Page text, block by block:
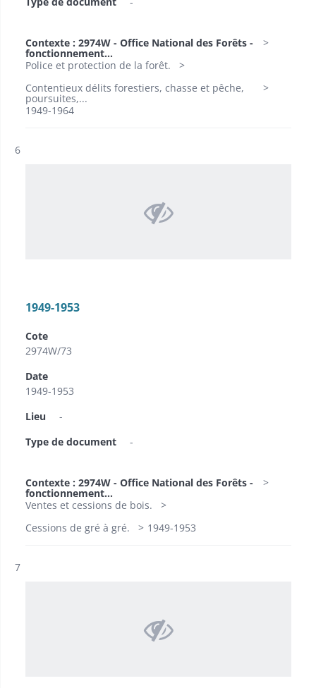
Contexte : 2974W - Office National des Forêts -
fonctionnement...
Police et protection de la forêt.
Contentieux délits forestiers, chasse et pêche,
poursuites,...
1949-1964
Résultat n°
6
1949-1953
Cote
2974W/73
Date
1949-1953
Lieu
-
Type de document
-
Contexte : 2974W - Office National des Forêts -
fonctionnement...
Ventes et cessions de bois.
Cessions de gré à gré.
1949-1953
Résultat n°
7